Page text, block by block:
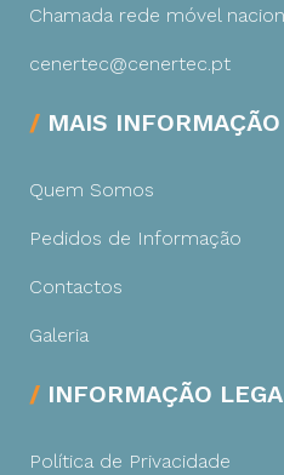
Chamada rede móvel
cenertec@cenertec.pt
MAIS INFORMAÇÃO
Quem Somos
Pedidos de Informação
Contactos
Galeria
INFORMAÇÃO
Política de Privacidade